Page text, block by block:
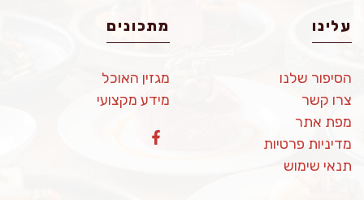
עלינו
הסיפור שלנו
צרו קשר
מפת אתר
מדיניות פרטיות
תנאי שימוש
מתכונים
מגזין האוכל
מידע מקצועי